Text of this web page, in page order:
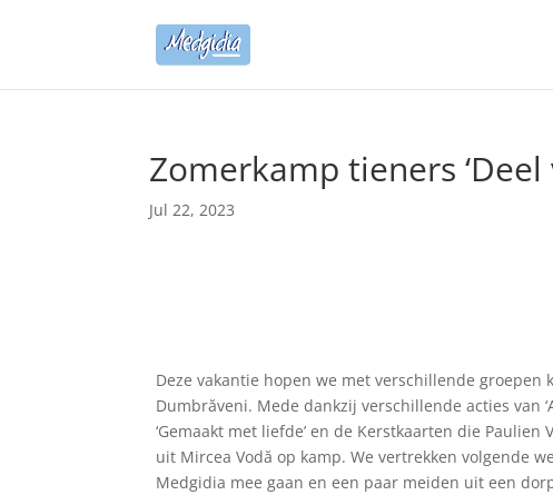
Zomerkamp tieners
Jul 22, 2023
Deze vakantie hopen we met verschillende
Dumbrăveni. Mede dankzij verschillende acties van
‘Gemaakt met liefde’ en de Kerstkaarten die
uit Mircea Vodă op kamp. We vertrekken volgende
Medgidia mee gaan en een paar meiden uit een